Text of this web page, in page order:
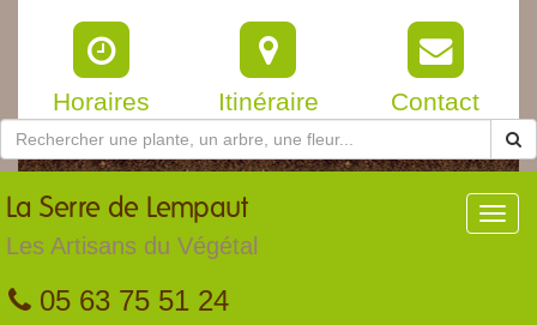
Horaires Itinéraire Contact
La Serre de Lempaut
Les Artisans du Végétal
05 63 75 51 24